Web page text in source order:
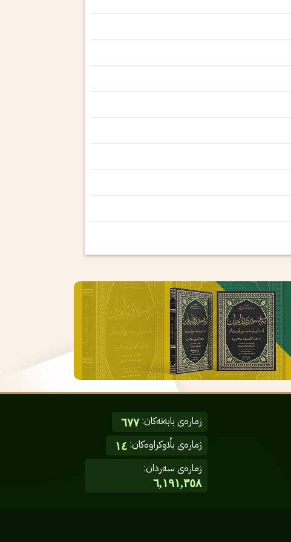
ژمارەی بابەتەکان:٦٧٧
ژمارەی بڵاوکراوەکان: ١٤
ژمارەی سەردان:
٦,١٩١,٣٥٨